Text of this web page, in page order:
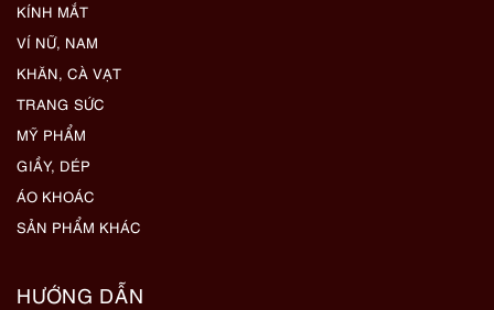
KÍNH MẮT
VÍ NỮ, NAM
KHĂN, CÀ VẠT
TRANG SỨC
MỸ PHẨM
GIẦY, DÉP
ÁO KHOÁC
SẢN PHẨM KHÁC
HƯỚNG DẪN